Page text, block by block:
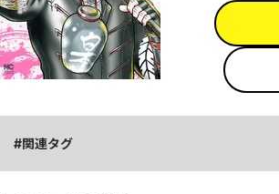
関連タグ